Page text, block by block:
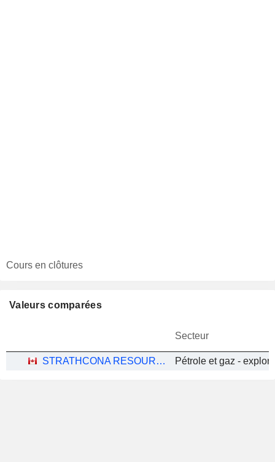
Cours en clôtures
Valeurs comparées
Secteur
STRATHCONA RESOURCES LTD.